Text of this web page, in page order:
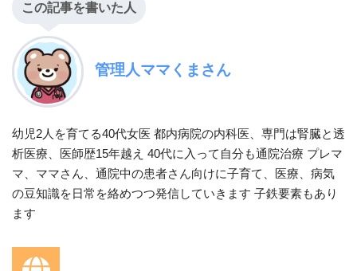
この記事を書いた人
管理人ママくまさん
幼児2人を育てる40代女医 都内病院の内科医、専門は腎臓と透
析医療、医師歴15年越え 40代に入って自分も通院治療 プレマ
マ、ママさん、通院中の患者さん向けに子育て、医療、病気
の豆知識を日常を絡めつつ発信していきます 子鉄要素もあり
ます